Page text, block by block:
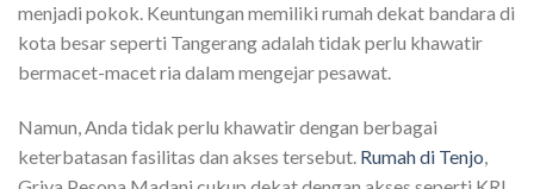
menjadi pokok. Keuntungan memiliki rumah dekat bandara di
kota besar seperti Tangerang adalah tidak perlu khawatir
bermacet-macet ria dalam mengejar pesawat.
Namun, Anda tidak perlu khawatir dengan berbagai
keterbatasan fasilitas dan akses tersebut. Rumah di Tenjo,